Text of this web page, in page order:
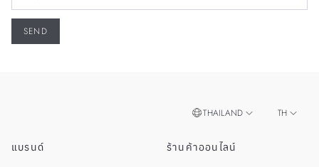
แบรนด์
ร้านค้าออนไลน์
THAILAND TH